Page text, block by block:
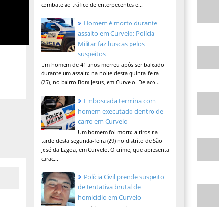
combate ao tráfico de entorpecentes e...
Homem é morto durante
assalto em Curvelo; Polícia
Militar faz buscas pelos
suspeitos
Um homem de 41 anos morreu após ser baleado
durante um assalto na noite desta quinta-feira
(25), no bairro Bom Jesus, em Curvelo. De aco...
Emboscada termina com
homem executado dentro de
carro em Curvelo
Um homem foi morto a tiros na
tarde desta segunda-feira (29) no distrito de São
José da Lagoa, em Curvelo. O crime, que apresenta
carac...
Polícia Civil prende suspeito
de tentativa brutal de
homicídio em Curvelo